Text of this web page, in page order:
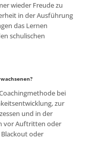
wieder Freude zu
in der Ausführung
das Lernen
schulischen
bei
zur
und in der
vor Auftritten oder
oder